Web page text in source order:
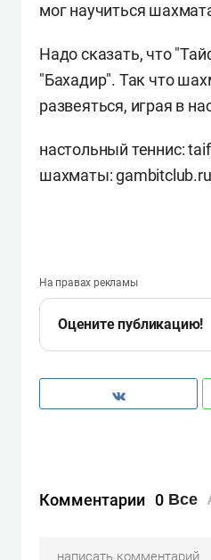
мог научиться
Надо сказать, что
"Бахадир". Так что
развеяться, играя в
настольный теннис:
шахматы:gambitclub.ru
На правах рекламы
Оцените публикацию!
Комментарии 0 Все